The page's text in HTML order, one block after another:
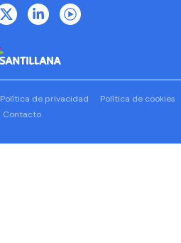
Política de privacidad
Política de cookies
Contacto